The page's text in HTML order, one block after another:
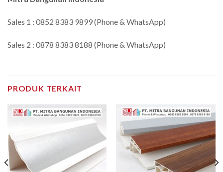
Sales 1 : 0852 8383 9899 (Phone & WhatsApp)
Sales 2 : 0878 8383 8188 (Phone & WhatsApp)
PRODUK TERKAIT